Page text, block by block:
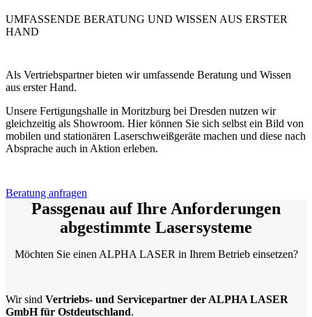
UMFASSENDE BERATUNG UND WISSEN AUS ERSTER
HAND
Als Vertriebspartner bieten wir umfassende Beratung und Wissen
aus erster Hand.
Unsere Fertigungshalle in Moritzburg bei Dresden nutzen wir
gleichzeitig als Showroom. Hier können Sie sich selbst ein Bild von
mobilen und stationären Laserschweißgeräte machen und diese nach
Absprache auch in Aktion erleben.
Beratung anfragen
Passgenau auf Ihre Anforderungen
abgestimmte Lasersysteme
Möchten Sie einen ALPHA LASER in Ihrem Betrieb einsetzen?
Wir sind Vertriebs- und Servicepartner der ALPHA LASER
GmbH für Ostdeutschland.